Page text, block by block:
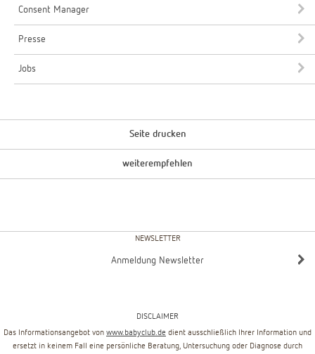
Consent Manager
Presse
Jobs
Seite drucken
weiterempfehlen
NEWSLETTER
Anmeldung Newsletter
DISCLAIMER
Das Informationsangebot von www.babyclub.de dient ausschließlich Ihrer Information und
ersetzt in keinem Fall eine persönliche Beratung, Untersuchung oder Diagnose durch